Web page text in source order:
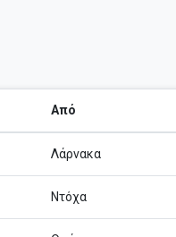
Από
Λάρνακα
Ντόχα